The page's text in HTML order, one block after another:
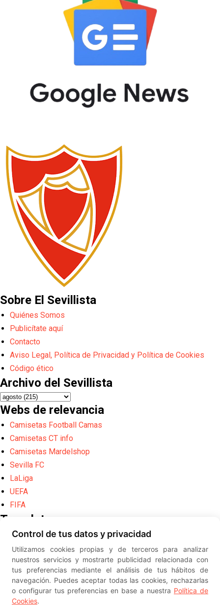
Sobre El Sevillista
Quiénes Somos
Publicítate aquí
Contacto
Aviso Legal, Política de Privacidad y Política de Cookies
Código ético
Archivo del Sevillista
Webs de relevancia
Camisetas Football Camas
Camisetas CT info
Camisetas Mardelshop
Sevilla FC
LaLiga
UEFA
FIFA
Translate
Powered by
Translate
Diseño web creado por Erick
© ElSevillista.es - Información sobre
el Sevilla FC, Sevilla Atlético, Sevilla Femenino y su Cantera
-- --
Control de tus datos y privacidad
Utilizamos cookies propias y de terceros para analizar
nuestros servicios y mostrarte publicidad relacionada con
tus preferencias mediante el análisis de tus hábitos de
navegación. Puedes aceptar todas las cookies, rechazarlas
o configurar tus preferencias en base a nuestra Política de
Cookies.
2026